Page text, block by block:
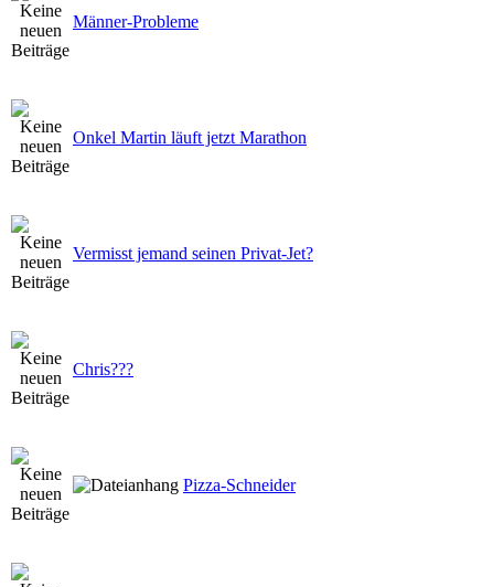
Männer-Probleme
Onkel Martin läuft jetzt Marathon
Vermisst jemand seinen Privat-Jet?
Chris???
Pizza-Schneider